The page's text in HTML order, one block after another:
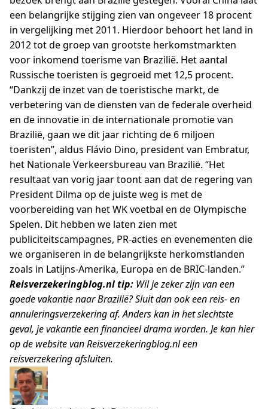
een belangrijke stijging zien van ongeveer 18 procent
in vergelijking met 2011. Hierdoor behoort het land in
2012 tot de groep van grootste herkomstmarkten
voor inkomend toerisme van Brazilië. Het aantal
Russische toeristen is gegroeid met 12,5 procent.
“Dankzij de inzet van de toeristische markt, de
verbetering van de diensten van de federale overheid
en de innovatie in de internationale promotie van
Brazilië, gaan we dit jaar richting de 6 miljoen
toeristen”, aldus Flávio Dino, president van Embratur,
het Nationale Verkeersbureau van Brazilië. “Het
resultaat van vorig jaar toont aan dat de regering van
President Dilma op de juiste weg is met de
voorbereiding van het WK voetbal en de Olympische
Spelen. Dit hebben we laten zien met
publiciteitscampagnes, PR-acties en evenementen die
we organiseren in de belangrijkste herkomstlanden
zoals in Latijns-Amerika, Europa en de BRIC-landen.”
Reisverzekeringblog.nl tip: Wil je zeker zijn van een
goede vakantie naar Brazilië? Sluit dan ook een reis- en
annuleringsverzekering af. Anders kan in het slechtste
geval, je vakantie een financieel drama worden. Je kan hier
op de website van Reisverzekeringblog.nl een
reisverzekering afsluiten.